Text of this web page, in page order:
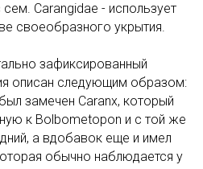
Carangidae - использует
своеобразного укрытия.
зафиксированный
описан следующим образом:
замечен Caranx, который
к Bolbometopon и с той же
а вдобавок еще и имел
обычно наблюдается у